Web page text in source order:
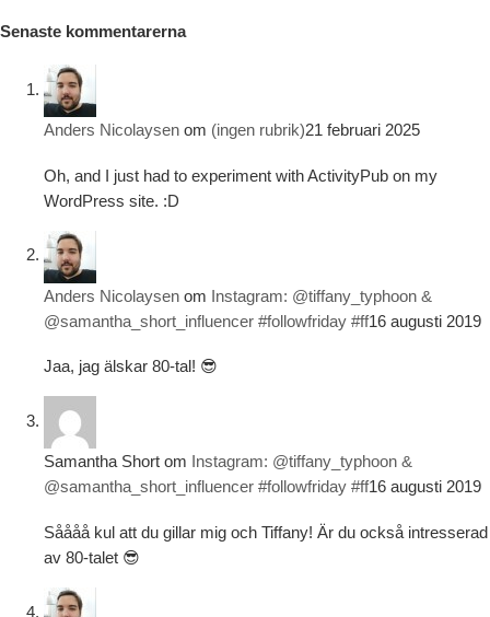
Senaste kommentarerna
Anders Nicolaysen om (ingen rubrik)21 februari 2025
Oh, and I just had to experiment with ActivityPub on my
WordPress site. :D
Anders Nicolaysen om Instagram: @tiffany_typhoon &
@samantha_short_influencer #followfriday #ff16 augusti 2019
Jaa, jag älskar 80-tal! 😎
Samantha Short om Instagram: @tiffany_typhoon &
@samantha_short_influencer #followfriday #ff16 augusti 2019
Såååå kul att du gillar mig och Tiffany! Är du också intresserad
av 80-talet 😎